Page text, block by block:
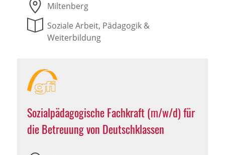
Miltenberg
Soziale Arbeit, Pädagogik &
Weiterbildung
Sozialpädagogische Fachkraft (m/w/d) für
die Betreuung von Deutschklassen